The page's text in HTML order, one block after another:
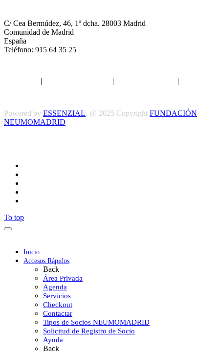
C/ Cea Bermúdez, 46, 1º dcha. 28003 Madrid
Comunidad de Madrid
España
Teléfono: 915 64 35 25
| | |
Powered by ESSENZIAL. @ 2025 Copyright FUNDACIÓN
NEUMOMADRID
To top
Inicio
Accesos Rápidos
Back
Área Privada
Agenda
Servicios
Checkout
Contactar
Tipos de Socios NEUMOMADRID
Solicitud de Registro de Socio
Ayuda
Back